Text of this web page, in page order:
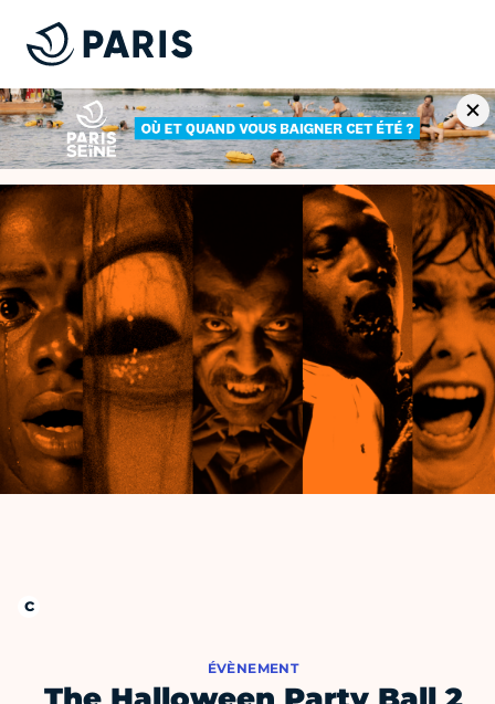
ÉVÈNEMENT